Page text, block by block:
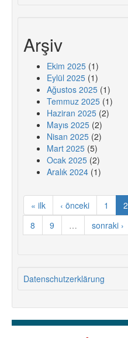
Arşiv
Ekim 2025 (1)
Eylül 2025 (1)
Ağustos 2025 (1)
Temmuz 2025 (1)
Haziran 2025 (2)
Mayıs 2025 (2)
Nisan 2025 (2)
Mart 2025 (5)
Ocak 2025 (2)
Aralık 2024 (1)
« ilk ‹ önceki 1 2
8
9 … sonraki ›
Datenschutzerklärung